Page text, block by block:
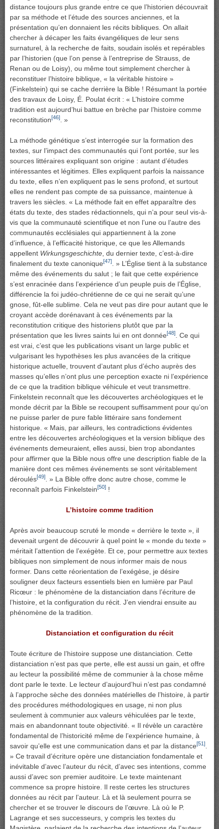
distance toujours plus grande entre ce que l’historien découvrait
par sa méthode et l’étude des sources anciennes, et la
présentation qu’en donnaient les récits bibliques. On allait
chercher à décaper les faits évangéliques de leur sens
surnaturel, à la recherche de faits, soudain isolés et repérables
par l’historien (que l’on pense à l’entreprise de Strauss, de
Renan ou de Loisy), ou même tout simplement chercher à
reconstituer l’histoire biblique, « la véritable histoire »
(Finkelstein) qui se cache derrière la Bible ! Résumant la portée
des travaux de Loisy, É. Poulat écrit : « L’histoire comme
tradition est aujourd’hui battue en brèche par l’histoire comme
reconstitution[46] . »
La méthode génétique s’est interrogée sur la formation des
textes, sur l’impact des communautés qui l’ont portée, sur les
sources littéraires expliquant son origine : autant d’études
intéressantes et légitimes. Elles expliquent parfois la naissance
du texte, elles n’en expliquent pas le sens profond, et surtout
elles ne rendent pas compte de sa puissance, maintenue à
travers les siècles. « La méthode fait en effet apparaître des
états du texte, des stades rédactionnels, qui n’a pour seul vis-à-
vis que la communauté scientifique et non l’une ou l’autre des
communautés ecclésiales qui appartiennent à la zone
d’influence, à l’efficacité historique, ce que les Allemands
appellent Wirkungsgeschichte , du dernier texte, c’est-à-dire
finalement du texte canonique[47]
. » L’Église tient à la substance
même des événements du salut ; le fait que cette expérience
s’est enracinée dans l’expérience d’un peuple puis de l’Église,
différencie la foi judéo-chrétienne de ce qui ne serait qu’une
gnose, fût-elle sublime. Cela ne veut pas dire pour autant que le
croyant accède dorénavant à ces événements par la
reconstitution critique des historiens plutôt que par la
présentation que les livres saints lui en ont donnée[48]
. Ce qui
est vrai, c’est que les publications visant un large public et
vulgarisant les hypothèses les plus avancées de la critique
historique actuelle, trouvent d’autant plus d’écho auprès des
masses qu’elles n’ont plus une perception exacte ni l’expérience
de ce que la tradition biblique véhicule et veut transmettre.
Finkelstein reconnaît que les découvertes archéologiques et le
monde décrit par la Bible se recoupent suffisamment pour qu’on
ne puisse parler de pure fable littéraire sans fondement
historique. « Mais, par ailleurs, les contradictions évidentes
entre les découvertes archéologiques et la version biblique des
événements demeuraient, elles aussi, bien trop abondantes
pour affirmer que la Bible nous offre une description fiable de la
manière dont ces mêmes événements se sont véritablement
déroulés[49]
. » La Bible offre donc autre chose, comme le
reconnaît parfois Finkelstein[50] !
L’histoire comme tradition
Après avoir beaucoup scruté le monde « derrière le texte », il
devenait urgent de découvrir à quel point le « monde du texte »
méritait l’attention de l’exégète. Et ce, pour permettre aux textes
bibliques non simplement de nous informer mais de nous
former. Dans cette réorientation de l’exégèse, je désire
souligner deux facteurs essentiels bien en lumière par Paul
Ricœur : le phénomène de la distanciation dans l’écriture de
l’histoire, et la configuration du récit. J’en viendrai ensuite au
phénomène de la tradition.
Distanciation et configuration du récit
Toute écriture de l’histoire suppose une distanciation. Cette
distanciation n’est pas que perte, elle est aussi un gain, et offre
au lecteur la possibilité même de communier à la chose même
dont parle le texte. Le lecteur d’aujourd’hui n’est pas condamné
à l’approche sèche des données matérielles de l’histoire, à partir
des procédures méthodologiques en usage, ni non plus
seulement à communier aux valeurs véhiculées par le texte,
mais en abandonnant toute objectivité. « Il révèle un caractère
fondamental de l’historicité même de l’expérience humaine, à
savoir qu’elle est une communication dans et par la distance[51]
» Ce travail d’écriture opère une distanciation fondamentale et
inévitable d’avec l’auteur du récit, d’avec ses intentions, comme
aussi d’avec son premier auditoire. Le texte maintenant
commence sa propre histoire. Il reste certes les structures
données au récit par l’auteur. Là et là seulement pourra se
chercher et se trouver le discours de l’œuvre. Là où le P.
Lagrange et ses successeurs, y compris les textes du